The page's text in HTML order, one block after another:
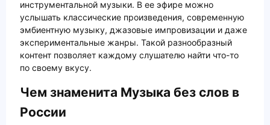
инструментальной музыки. В ее эфире можно
услышать классические произведения, современную
эмбиентную музыку, джазовые импровизации и даже
экспериментальные жанры. Такой разнообразный
контент позволяет каждому слушателю найти что-то
по своему вкусу.
Чем знаменита Музыка без слов в
России